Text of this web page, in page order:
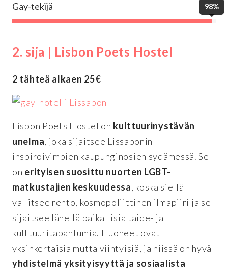
Gay-tekijä 98%
2. sija | Lisbon Poets Hostel
2 tähteä alkaen 25€
Lisbon Poets Hostel on kulttuurinystävän
unelma, joka sijaitsee Lissabonin
inspiroivimpien kaupunginosien sydämessä. Se
on erityisen suosittu nuorten LGBT-
matkustajien keskuudessa, koska siellä
vallitsee rento, kosmopoliittinen ilmapiiri ja se
sijaitsee lähellä paikallisia taide- ja
kulttuuritapahtumia. Huoneet ovat
yksinkertaisia mutta viihtyisiä, ja niissä on hyvä
yhdistelmä yksityisyyttä ja sosiaalista